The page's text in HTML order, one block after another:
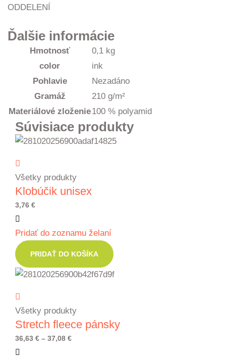
ODDELENÍ
Ďalšie informácie
Hmotnosť
0,1 kg
color
ink
Pohlavie
Nezadáno
Gramáž
210 g/m²
Materiálové zloženie100 % polyamid
Súvisiace produkty
Všetky produkty
Klobúčik unisex
3,76 €
Pridať do zoznamu želaní
PRIDAŤ DO KOŠÍKA
Všetky produkty
Stretch fleece pánsky
36,63 € – 37,08 €Price